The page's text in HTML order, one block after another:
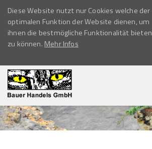
Diese Website nutzt nur Cookies welche der
optimalen Funktion der Website dienen, um
ihnen die bestmögliche Funktionalität bieten
zu können. Mehr Infos